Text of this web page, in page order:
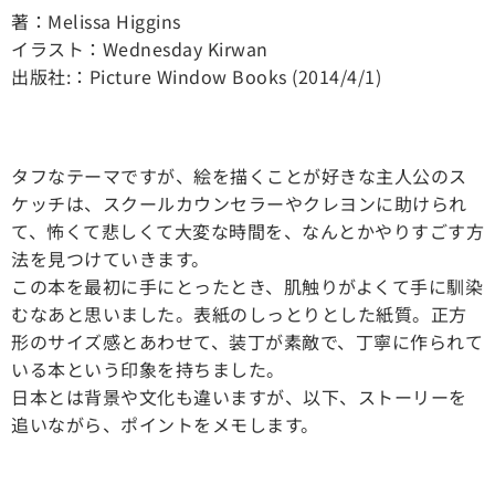
著：Melissa Higgins
イラスト：Wednesday Kirwan
出版社:：Picture Window Books (2014/4/1)
タフなテーマですが、絵を描くことが好きな主人公のス
ケッチは、スクールカウンセラーやクレヨンに助けられ
て、怖くて悲しくて大変な時間を、なんとかやりすごす方
法を見つけていきます。
この本を最初に手にとったとき、肌触りがよくて手に馴染
むなあと思いました。表紙のしっとりとした紙質。正方
形のサイズ感とあわせて、装丁が素敵で、丁寧に作られて
いる本という印象を持ちました。
日本とは背景や文化も違いますが、以下、ストーリーを
追いながら、ポイントをメモします。